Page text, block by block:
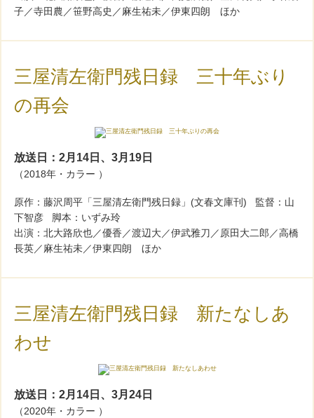
子／寺田農／笹野高史／麻生祐未／伊東四朗 ほか
三屋清左衛門残日録 三十年ぶり
の再会
放送日：2月14日、3月19日
（2018年・カラー ）
原作：藤沢周平「三屋清左衛門残日録」(文春文庫刊) 監督：山
下智彦 脚本：いずみ玲
出演：北大路欣也／優香／渡辺大／伊武雅刀／原田大二郎／高橋
長英／麻生祐未／伊東四朗 ほか
三屋清左衛門残日録 新たなしあ
わせ
放送日：2月14日、3月24日
（2020年・カラー ）